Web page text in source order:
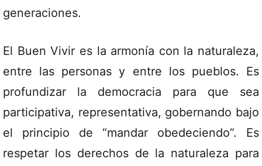
generaciones.
El Buen Vivir es la armonía con la naturaleza,
entre las personas y entre los pueblos. Es
profundizar la democracia para que sea
participativa, representativa, gobernando bajo
el principio de “mandar obedeciendo”. Es
respetar los derechos de la naturaleza para